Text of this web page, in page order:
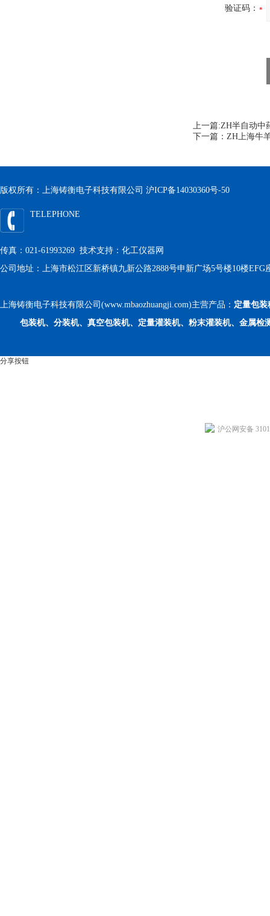
验证码：
上一篇:ZH半自动中
下一篇： ZH上海牛
版权所有：上海铸衡电子科技有限公司 沪ICP备14030360号-50
TELEPHONE
传真：021-61993269 技术支持： 化工仪器网
公司地址：上海市松江区新桥镇九新公路2888号申新广场5号楼10楼EFG
上海铸衡电子科技有限公司(www.mbaozhuangji.com)主营产品： 定量包装
包装机、分装机、真空包装机、定量灌装机、粉末灌装机、金属检
分享按钮
沪公网安备